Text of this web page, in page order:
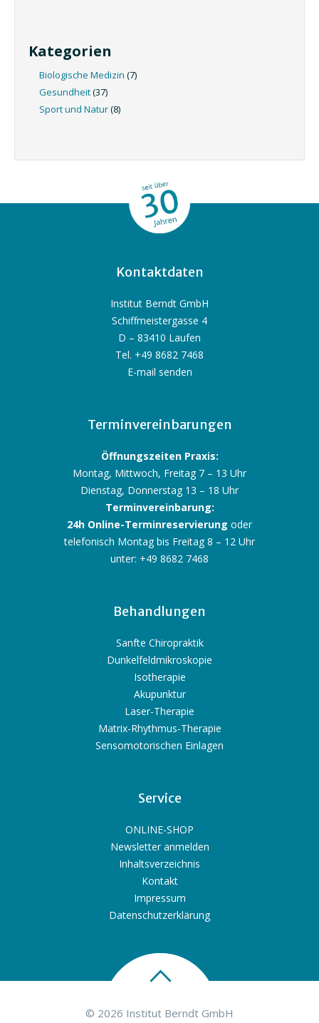
Kategorien
Biologische Medizin (7)
Gesundheit(37)
Sport und Natur(8)
Kontaktdaten
Institut Berndt GmbH
Schiffmeistergasse 4
D – 83410 Laufen
Tel. +49 8682 7468
E-mail senden
Terminvereinbarungen
Öffnungszeiten Praxis:
Montag, Mittwoch, Freitag 7 – 13 Uhr
Dienstag, Donnerstag 13 – 18 Uhr
Terminvereinbarung:
24h Online-Terminreservierung oder
telefonisch Montag bis Freitag 8 – 12 Uhr
unter: +49 8682 7468
Behandlungen
Sanfte Chiropraktik
Dunkelfeldmikroskopie
Isotherapie
Akupunktur
Laser-Therapie
Matrix-Rhythmus-Therapie
Sensomotorischen Einlagen
Service
ONLINE-SHOP
Newsletter anmelden
Inhaltsverzeichnis
Kontakt
Impressum
Datenschutzerklärung
© 2026 Institut Berndt GmbH